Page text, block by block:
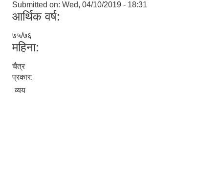
Submitted on: Wed, 04/10/2019 - 18:31
आर्थिक वर्ष:
७५/७६
महिना:
चैत्र
प्रकार:
व्यय